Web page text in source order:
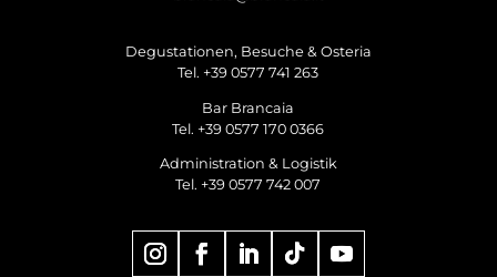
Degustationen, Besuche & Osteria
Tel. +39 0577 741 263
Bar Brancaia
Tel. +39 0577 170 0366
Administration & Logistik
Tel. +39 0577 742 007